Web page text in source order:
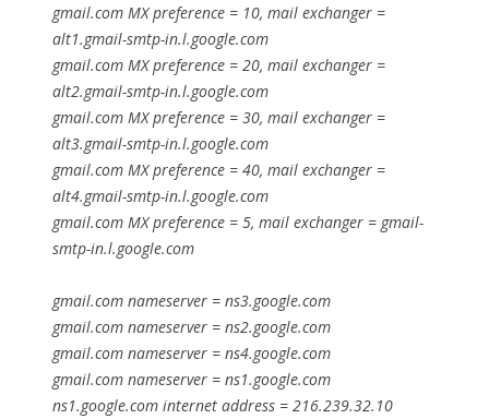
gmail.com MX preference = 10, mail exchanger =
alt1.gmail-smtp-in.l.google.com
gmail.com MX preference = 20, mail exchanger =
alt2.gmail-smtp-in.l.google.com
gmail.com MX preference = 30, mail exchanger =
alt3.gmail-smtp-in.l.google.com
gmail.com MX preference = 40, mail exchanger =
alt4.gmail-smtp-in.l.google.com
gmail.com MX preference = 5, mail exchanger = gmail-
smtp-in.l.google.com
gmail.com nameserver = ns3.google.com
gmail.com nameserver = ns2.google.com
gmail.com nameserver = ns4.google.com
gmail.com nameserver = ns1.google.com
ns1.google.com internet address = 216.239.32.10